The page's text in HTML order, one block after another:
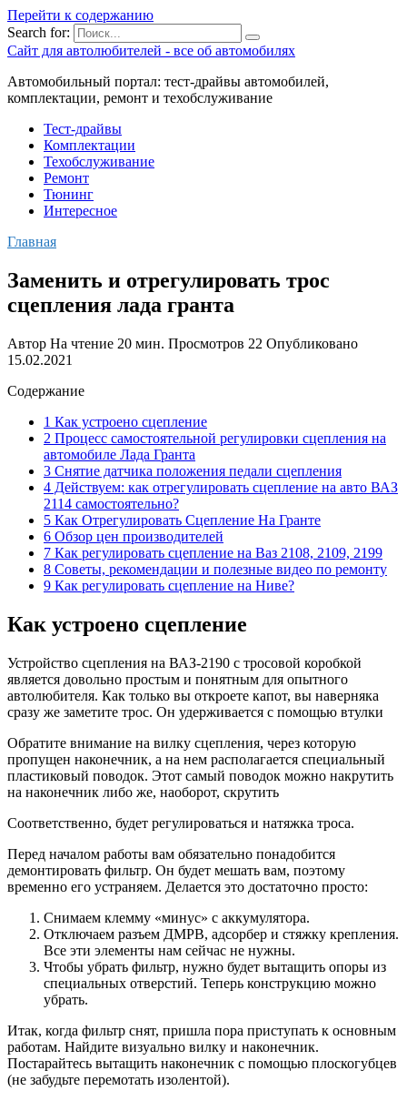
Перейти к содержанию
Search for:
Сайт для автолюбителей - все об автомобилях
Автомобильный портал: тест-драйвы автомобилей,
комплектации, ремонт и техобслуживание
Тест-драйвы
Комплектации
Техобслуживание
Ремонт
Тюнинг
Интересное
Главная
Заменить и отрегулировать трос
сцепления лада гранта
Автор На чтение 20 мин. Просмотров 22 Опубликовано
15.02.2021
Содержание
1 Как устроено сцепление
2 Процесс самостоятельной регулировки сцепления на
автомобиле Лада Гранта
3 Снятие датчика положения педали сцепления
4 Действуем: как отрегулировать сцепление на авто ВАЗ
2114 самостоятельно?
5 Как Отрегулировать Сцепление На Гранте
6 Обзор цен производителей
7 Как регулировать сцепление на Ваз 2108, 2109, 2199
8 Советы, рекомендации и полезные видео по ремонту
9 Как регулировать сцепление на Ниве?
Как устроено сцепление
Устройство сцепления на ВАЗ-2190 с тросовой коробкой
является довольно простым и понятным для опытного
автолюбителя. Как только вы откроете капот, вы наверняка
сразу же заметите трос. Он удерживается с помощью втулки
Обратите внимание на вилку сцепления, через которую
пропущен наконечник, а на нем располагается специальный
пластиковый поводок. Этот самый поводок можно накрутить
на наконечник либо же, наоборот, скрутить
Соответственно, будет регулироваться и натяжка троса.
Перед началом работы вам обязательно понадобится
демонтировать фильтр. Он будет мешать вам, поэтому
временно его устраняем. Делается это достаточно просто:
Снимаем клемму «минус» с аккумулятора.
Отключаем разъем ДМРВ, адсорбер и стяжку крепления.
Все эти элементы нам сейчас не нужны.
Чтобы убрать фильтр, нужно будет вытащить опоры из
специальных отверстий. Теперь конструкцию можно
убрать.
Итак, когда фильтр снят, пришла пора приступать к основным
работам. Найдите визуально вилку и наконечник.
Постарайтесь вытащить наконечник с помощью плоскогубцев
(не забудьте перемотать изолентой).